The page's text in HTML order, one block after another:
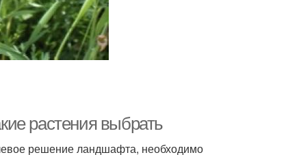
растения выбрать
решение ландшафта, необходимо